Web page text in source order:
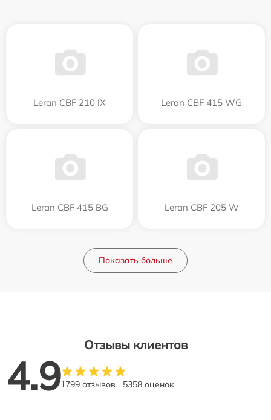
Leran CBF 210 IX Leran CBF 415 WG
Leran CBF 415 BG Leran CBF 205 W
Показать больше
Отзывы клиентов
4.91799 отзывов 5358 оценок